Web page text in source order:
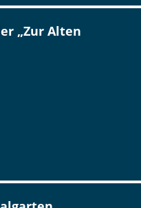
„Zur Alten